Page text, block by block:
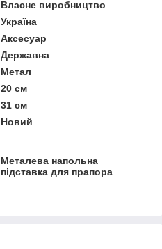
Власне виробництво
Україна
Аксесуар
Державна
Метал
20 см
31 см
Новий
Металева напольна
підставка для прапора